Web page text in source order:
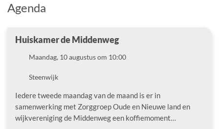
Agenda
Huiskamer de Middenweg
DatumMaandag, 10 augustus om 10:00
LocatieSteenwijk
Iedere tweede maandag van de maand is er in
samenwerking met Zorggroep Oude en Nieuwe land en
wijkvereniging de Middenweg een koffiemoment…